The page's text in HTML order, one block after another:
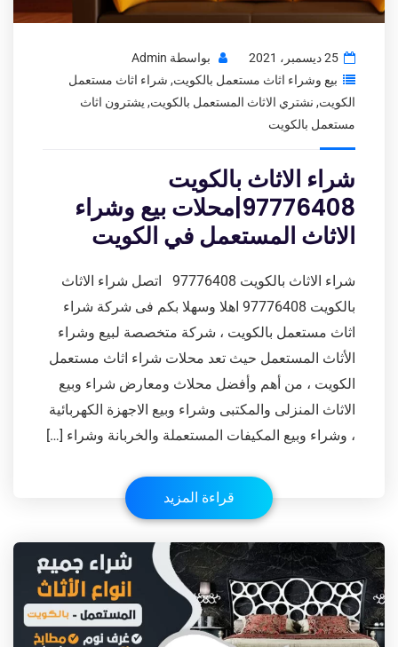
25 ديسمبر، 2021 بواسطة Admin
بيع وشراء اثاث مستعمل بالكويت, شراء اثاث مستعمل
الكويت, نشتري الاثاث المستعمل بالكويت, يشترون اثاث
مستعمل بالكويت
شراء الاثاث بالكويت
97776408|محلات بيع وشراء
الاثاث المستعمل في الكويت
شراء الاثاث بالكويت 97776408 اتصل شراء الاثاث
بالكويت 97776408 اهلا وسهلا بكم فى شركة شراء
اثاث مستعمل بالكويت ، شركة متخصصة لبيع وشراء
الأثاث المستعمل حيث تعد محلات شراء اثاث مستعمل
الكويت ، من أهم وأفضل محلاث ومعارض شراء وبيع
الاثاث المنزلى والمكتبى وشراء وبيع الاجهزة الكهربائية
، وشراء وبيع المكيفات المستعملة والخربانة وشراء […]
قراءة المزيد